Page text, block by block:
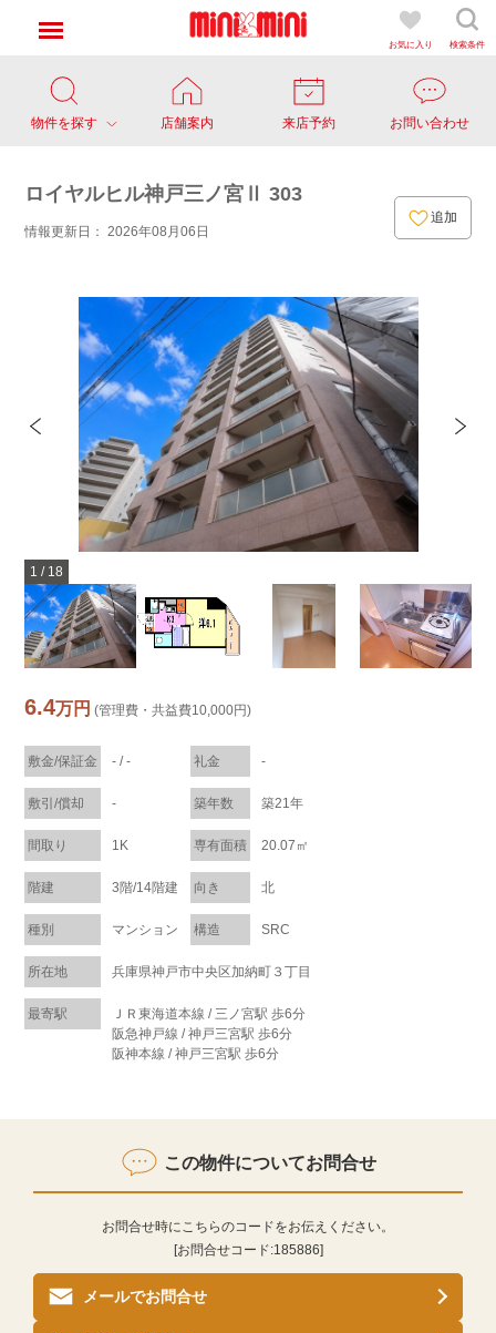
お気に入り 検索条件
物件を探す 店舗案内 来店予約 お問い合わせ
ロイヤルヒル神戸三ノ宮Ⅱ 303
情報更新日： 2026年08月06日
追加
1 / 18
6.4万円 (管理費・共益費10,000円)
敷金/保証金 - / - 礼金 -
敷引/償却 - 築年数 築21年
間取り 1K 専有面積 20.07㎡
階建 3階/14階建 向き 北
種別 マンション 構造 SRC
所在地 兵庫県神戸市中央区加納町３丁目
最寄駅
ＪＲ東海道本線 / 三ノ宮駅 歩6分
阪急神戸線 / 神戸三宮駅 歩6分
阪神本線 / 神戸三宮駅 歩6分
この物件についてお問合せ
お問合せ時にこちらのコードをお伝えください。
[お問合せコード:185886]
メールでお問合せ